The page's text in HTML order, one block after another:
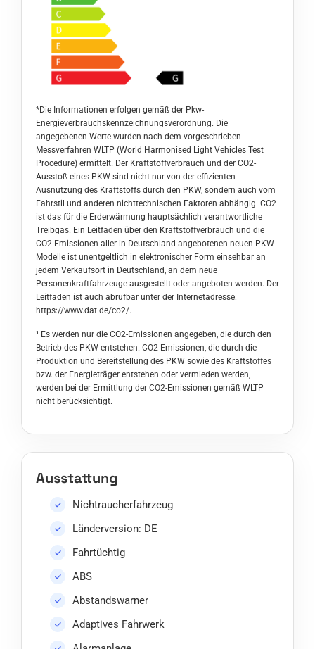
*Die Informationen erfolgen gemäß der Pkw-
Energieverbrauchskennzeichnungsverordnung. Die
angegebenen Werte wurden nach dem vorgeschrieben
Messverfahren WLTP (World Harmonised Light Vehicles Test
Procedure) ermittelt. Der Kraftstoffverbrauch und der CO2-
Ausstoß eines PKW sind nicht nur von der effizienten
Ausnutzung des Kraftstoffs durch den PKW, sondern auch vom
Fahrstil und anderen nichttechnischen Faktoren abhängig. CO2
ist das für die Erderwärmung hauptsächlich verantwortliche
Treibgas. Ein Leitfaden über den Kraftstoffverbrauch und die
CO2-Emissionen aller in Deutschland angebotenen neuen PKW-
Modelle ist unentgeltlich in elektronischer Form einsehbar an
jedem Verkaufsort in Deutschland, an dem neue
Personenkraftfahrzeuge ausgestellt oder angeboten werden. Der
Leitfaden ist auch abrufbar unter der Internetadresse:
https://www.dat.de/co2/.
¹ Es werden nur die CO2-Emissionen angegeben, die durch den
Betrieb des PKW entstehen. CO2-Emissionen, die durch die
Produktion und Bereitstellung des PKW sowie des Kraftstoffes
bzw. der Energieträger entstehen oder vermieden werden,
werden bei der Ermittlung der CO2-Emissionen gemäß WLTP
nicht berücksichtigt.
Ausstattung
Nichtraucherfahrzeug
Länderversion: DE
Fahrtüchtig
ABS
Abstandswarner
Adaptives Fahrwerk